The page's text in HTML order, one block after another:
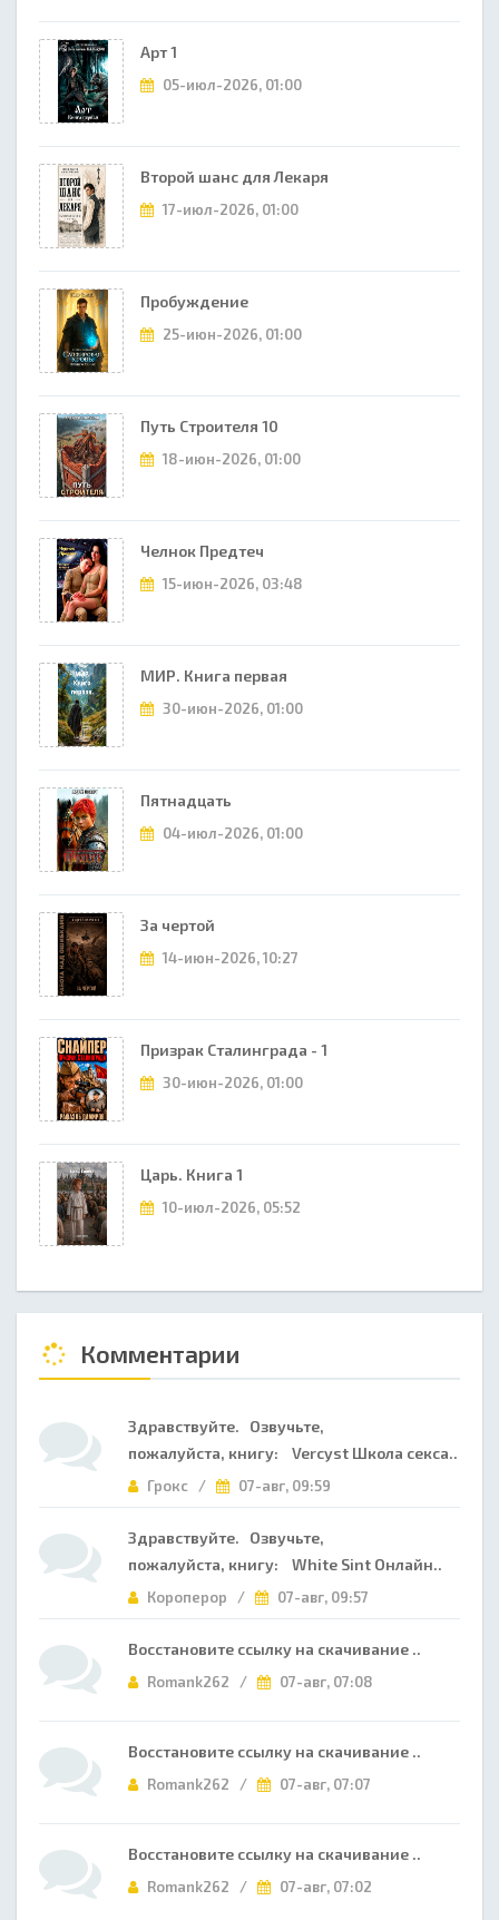
Арт 1
05-июл-2026, 01:00
Второй шанс для Лекаря
17-июл-2026, 01:00
Пробуждение
25-июн-2026, 01:00
Путь Строителя 10
18-июн-2026, 01:00
Челнок Предтеч
15-июн-2026, 03:48
МИР. Книга первая
30-июн-2026, 01:00
Пятнадцать
04-июл-2026, 01:00
За чертой
14-июн-2026, 10:27
Призрак Сталинграда - 1
30-июн-2026, 01:00
Царь. Книга 1
10-июл-2026, 05:52
Комментарии
Здравствуйте. Озвучьте,
пожалуйста, книгу: Vercyst Школа секса..
Грокс / 07-авг, 09:59
Здравствуйте. Озвучьте,
пожалуйста, книгу: White Sint Онлайн..
Короперор / 07-авг, 09:57
Восстановите ссылку на скачивание ..
Romank262 / 07-авг, 07:08
Восстановите ссылку на скачивание ..
Romank262 / 07-авг, 07:07
Восстановите ссылку на скачивание ..
Romank262 / 07-авг, 07:02